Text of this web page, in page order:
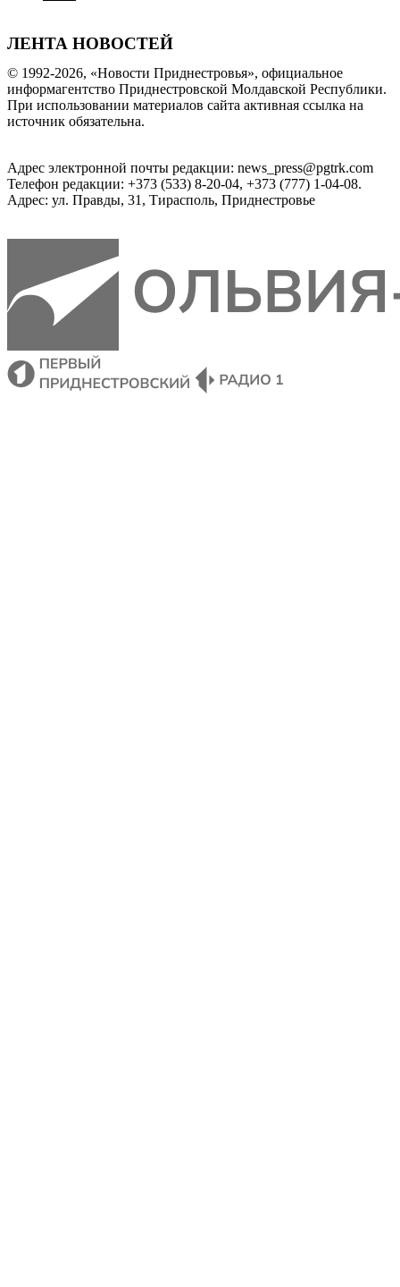
ЛЕНТА НОВОСТЕЙ
© 1992-2026, «Новости Приднестровья», официальное
информагентство Приднестровской Молдавской Республики.
При использовании материалов сайта активная ссылка на
источник обязательна.
Адрес электронной почты редакции: news_press@pgtrk.com
Телефон редакции: +373 (533) 8-20-04, +373 (777) 1-04-08.
Адрес: ул. Правды, 31, Тирасполь, Приднестровье